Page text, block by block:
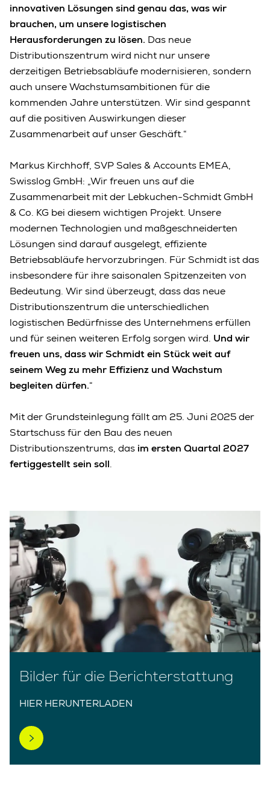
innovativen Lösungen sind genau das, was wir
brauchen, um unsere logistischen
Herausforderungen zu lösen. Das neue
Distributionszentrum wird nicht nur unsere
derzeitigen Betriebsabläufe modernisieren, sondern
auch unsere Wachstumsambitionen für die
kommenden Jahre unterstützen. Wir sind gespannt
auf die positiven Auswirkungen dieser
Zusammenarbeit auf unser Geschäft.“
Markus Kirchhoff, SVP Sales & Accounts EMEA,
Swisslog GmbH: „Wir freuen uns auf die
Zusammenarbeit mit der Lebkuchen-Schmidt GmbH
& Co. KG bei diesem wichtigen Projekt. Unsere
modernen Technologien und maßgeschneiderten
Lösungen sind darauf ausgelegt, effiziente
Betriebsabläufe hervorzubringen. Für Schmidt ist das
insbesondere für ihre saisonalen Spitzenzeiten von
Bedeutung. Wir sind überzeugt, dass das neue
Distributionszentrum die unterschiedlichen
logistischen Bedürfnisse des Unternehmens erfüllen
und für seinen weiteren Erfolg sorgen wird. Und wir
freuen uns, dass wir Schmidt ein Stück weit auf
seinem Weg zu mehr Effizienz und Wachstum
begleiten dürfen.“
Mit der Grundsteinlegung fällt am 25. Juni 2025 der
Startschuss für den Bau des neuen
Distributionszentrums, das im ersten Quartal 2027
fertiggestellt sein soll.
Bilder für die Berichterstattung
HIER HERUNTERLADEN